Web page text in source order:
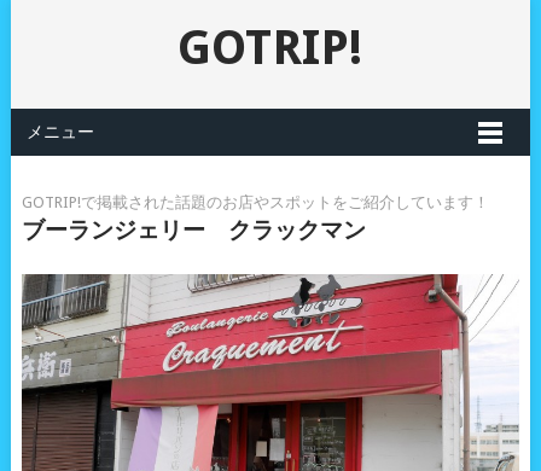
GOTRIP!
メニュー
GOTRIP!で掲載された話題のお店やスポットをご紹介しています！
ブーランジェリー クラックマン